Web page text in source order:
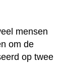
mensen
om de
op twee